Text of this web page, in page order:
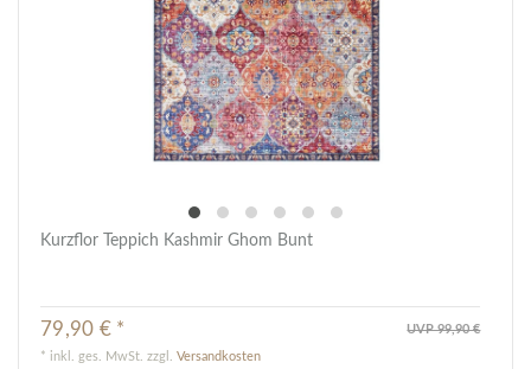
Kurzflor Teppich Kashmir Ghom Bunt
UVP 99,90 €
79,90 € *
* inkl. ges. MwSt. zzgl.Versandkosten